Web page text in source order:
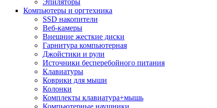
Эпиляторы
Компьютеры и оргтехника
SSD накопители
Веб-камеры
Внешние жесткие диски
Гарнитура компьютерная
Джойстики и рули
Источники бесперебойного питания
Клавиатуры
Коврики для мыши
Колонки
Комплекты клавиатура+мышь
Компьютерные наушники